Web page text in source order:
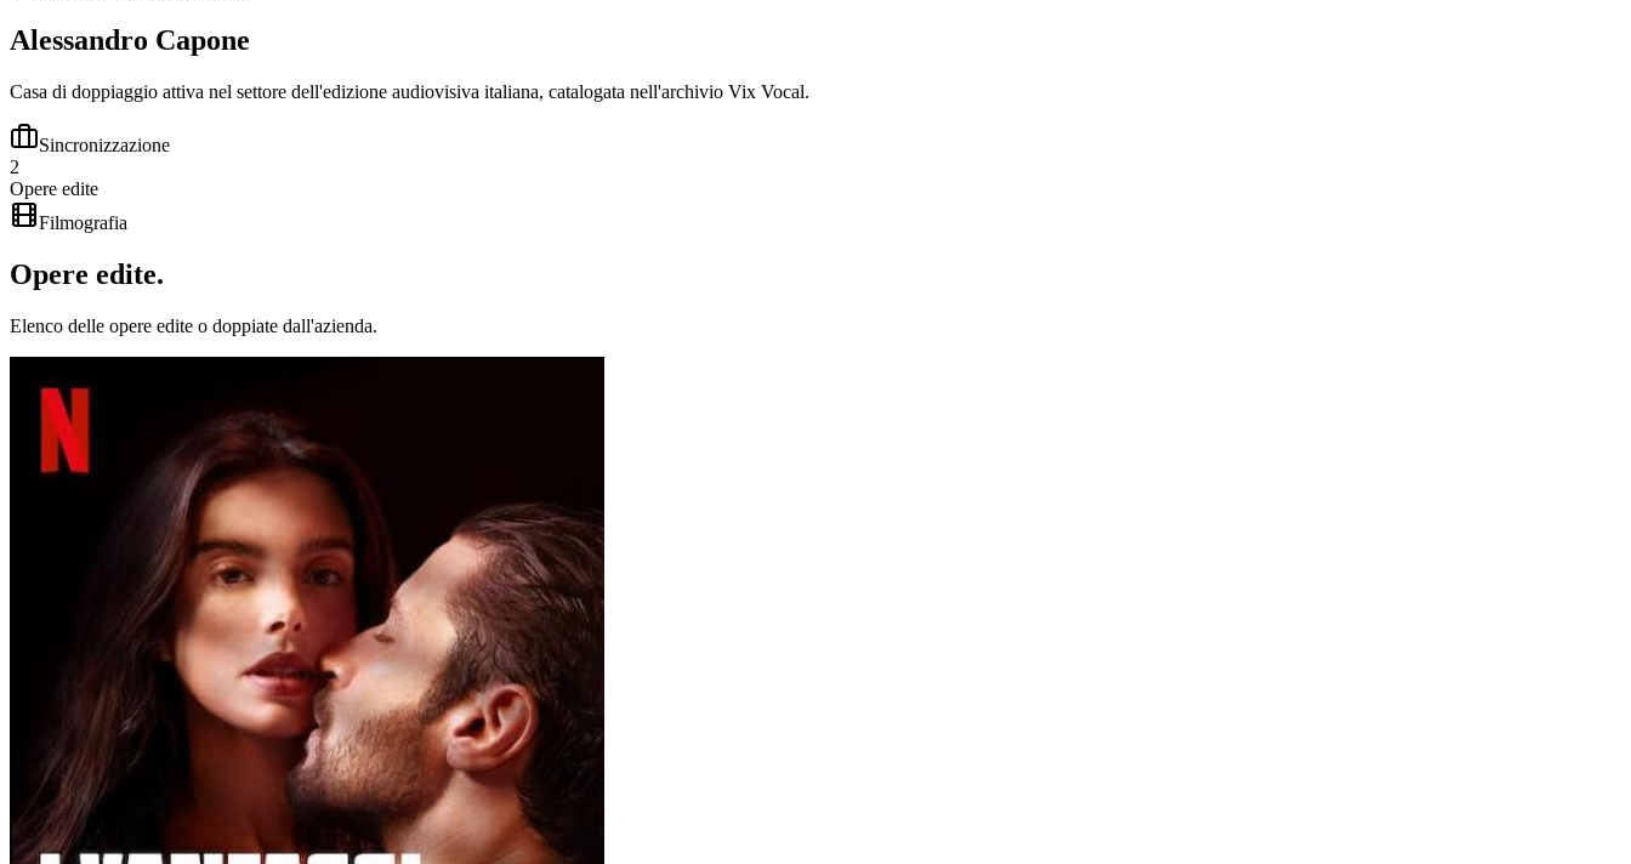
Alessandro Capone
Casa di doppiaggio attiva nel settore dell'edizione audiovisiva italiana, catalogata nell'archivio Vix Vocal.
Sincronizzazione
2
Opere edite
Filmografia
Opere edite.
Elenco delle opere edite o doppiate dall'azienda.